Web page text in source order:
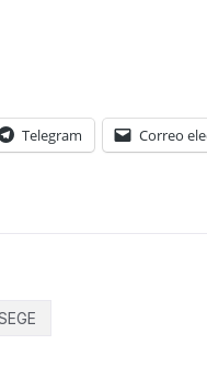
Telegram Correo